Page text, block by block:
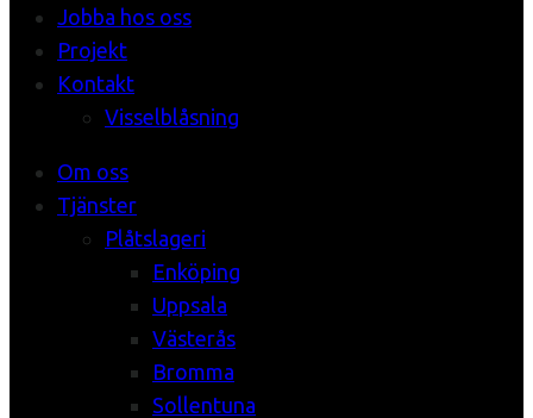
Jobba hos oss
Projekt
Kontakt
Visselblåsning
Om oss
Tjänster
Plåtslageri
Enköping
Uppsala
Västerås
Bromma
Sollentuna